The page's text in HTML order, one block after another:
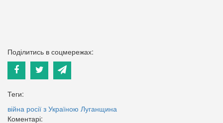
Поділитись в соцмережах:
Теги:
війна росії з Україною Луганщина
Коментарі: